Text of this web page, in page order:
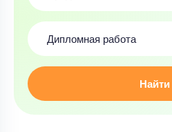
Дипломная работа
Найти